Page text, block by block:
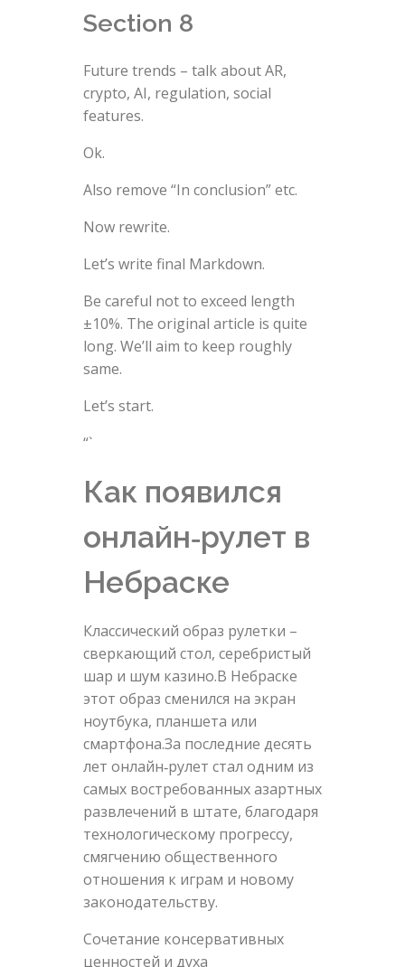
Section 8
Future trends – talk about AR,
crypto, AI, regulation, social
features.
Ok.
Also remove “In conclusion” etc.
Now rewrite.
Let’s write final Markdown.
Be careful not to exceed length
±10%. The original article is quite
long. We’ll aim to keep roughly
same.
Let’s start.
“`
Как появился
онлайн‑рулет в
Небраске
Классический образ рулетки –
сверкающий стол, серебристый
шар и шум казино.В Небраске
этот образ сменился на экран
ноутбука, планшета или
смартфона.За последние десять
лет онлайн‑рулет стал одним из
самых востребованных азартных
развлечений в штате, благодаря
технологическому прогрессу,
смягчению общественного
отношения к играм и новому
законодательству.
Сочетание консервативных
ценностей и духа